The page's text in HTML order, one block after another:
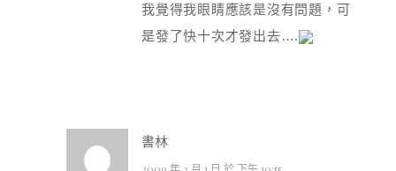
我覺得我眼睛應該是沒有問題，可
是發了快十次才發出去….
書林
2009 年 2 月 1 日 於 下午 10:55